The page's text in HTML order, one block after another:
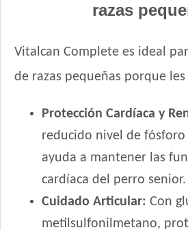
razas
Vitalcan Complete es ideal
de razas pequeñas porque
Protección Cardíaca y
reducido nivel de fósforo
ayuda a mantener las
cardíaca del perro senior.
Cuidado Articular: Con
metilsulfonilmetano,